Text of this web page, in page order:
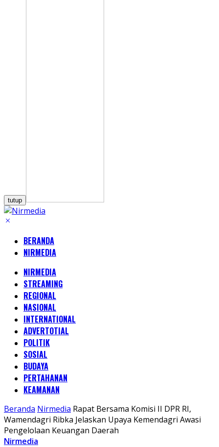
tutup
BERANDA
NIRMEDIA
NIRMEDIA
STREAMING
REGIONAL
NASIONAL
INTERNATIONAL
ADVERTOTIAL
POLITIK
SOSIAL
BUDAYA
PERTAHANAN
KEAMANAN
Beranda Nirmedia Rapat Bersama Komisi II DPR RI,
Wamendagri Ribka Jelaskan Upaya Kemendagri Awasi
Pengelolaan Keuangan Daerah
Nirmedia